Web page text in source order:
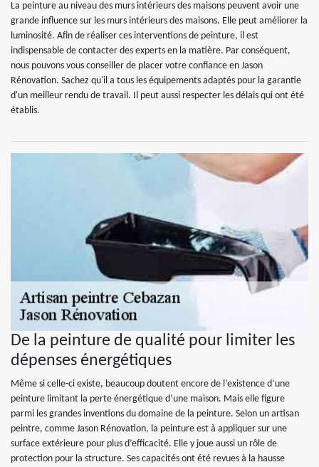
La peinture au niveau des murs intérieurs des maisons peuvent avoir une
grande influence sur les murs intérieurs des maisons. Elle peut améliorer la
luminosité. Afin de réaliser ces interventions de peinture, il est
indispensable de contacter des experts en la matière. Par conséquent,
nous pouvons vous conseiller de placer votre confiance en Jason
Rénovation. Sachez qu'il a tous les équipements adaptés pour la garantie
d'un meilleur rendu de travail. Il peut aussi respecter les délais qui ont été
établis.
De la peinture de qualité pour limiter les
dépenses énergétiques
Même si celle-ci existe, beaucoup doutent encore de l’existence d’une
peinture limitant la perte énergétique d’une maison. Mais elle figure
parmi les grandes inventions du domaine de la peinture. Selon un artisan
peintre, comme Jason Rénovation, la peinture est à appliquer sur une
surface extérieure pour plus d’efficacité. Elle y joue aussi un rôle de
protection pour la structure. Ses capacités ont été revues à la hausse